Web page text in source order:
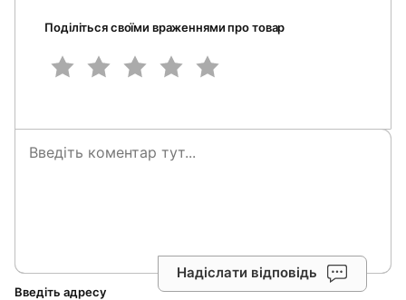
Поділіться своїми враженнями про товар
Надіслати відповідь
Введіть адресу